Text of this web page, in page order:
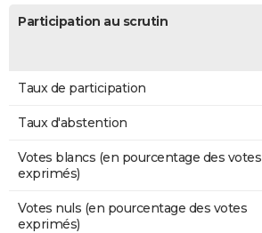
Participation au scrutin
Taux de participation
Taux d'abstention
Votes blancs (en pourcentage des votes
exprimés)
Votes nuls (en pourcentage des votes
exprimés)